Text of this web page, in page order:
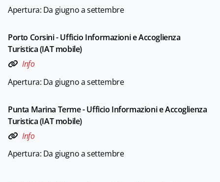
Apertura: Da giugno a settembre
Porto Corsini - Ufficio Informazioni e Accoglienza
Turistica (IAT mobile)
Info
Apertura: Da giugno a settembre
Punta Marina Terme - Ufficio Informazioni e Accoglienza
Turistica (IAT mobile)
Info
Apertura: Da giugno a settembre